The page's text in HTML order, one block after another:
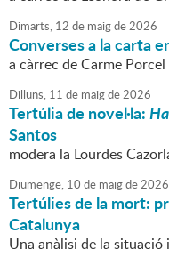
Dimarts, 12 de maigde2026
Converses a la carta
a càrrec de Carme Porcel
Dilluns, 11 de maigde2026
Tertúlia de novel·la:
Santos
modera la Lourdes
Diumenge, 10 de maigde2026
Tertúlies de la mort:
Catalunya
Una anàlisi de la